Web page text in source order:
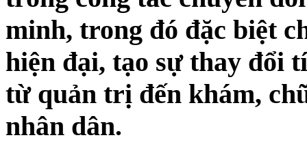
minh, trong đó đặc biệt
hiện đại, tạo sự thay đổi
từ quản trị đến khám,
nhân dân.